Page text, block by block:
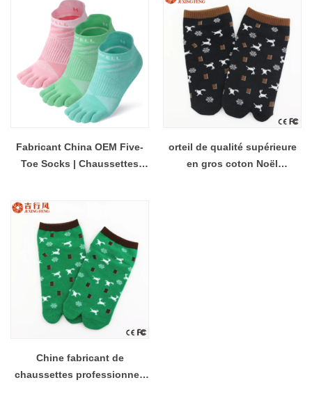
Fabricant China OEM Five-
Toe Socks | Chaussettes
orteil de qualité supérieure
en gros coton Noël
Chine fabricant de
chaussettes professionnel,